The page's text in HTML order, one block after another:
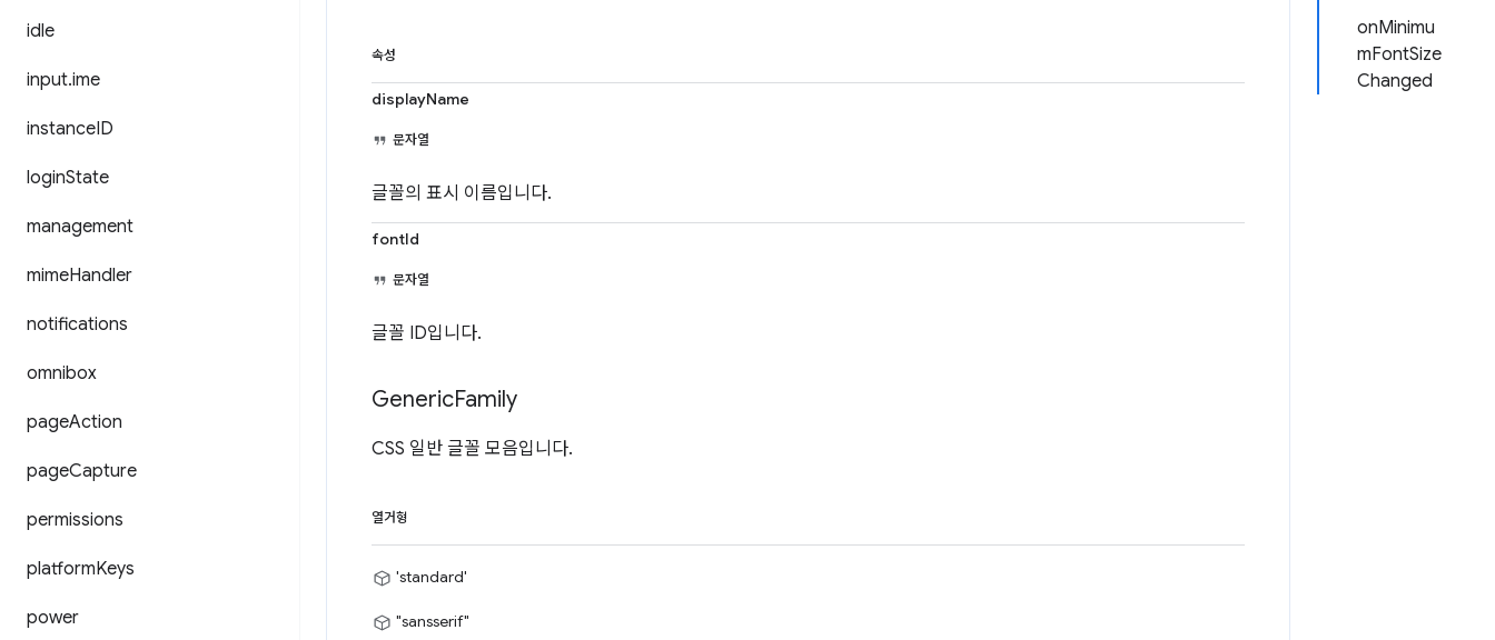
idle
input.ime
instanceID
loginState
management
mimeHandler
notifications
omnibox
pageAction
pageCapture
permissions
platformKeys
power
onMinimu
mFontSize
Changed
속성
displayName
문자열
글꼴의 표시 이름입니다.
fontId
문자열
글꼴 ID입니다.
GenericFamily
CSS 일반 글꼴 모음입니다.
열거형
'standard'
"sansserif"